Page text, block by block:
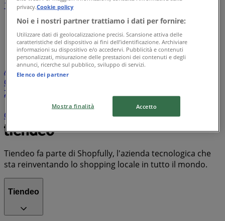
1 345
35
Lidl
Eurospin Conad Coop MD Esselunga
Unieuro
Maury's Risparmio Casa Decò
Conad Superstore
KiK Spazio Conad
Tigotà
Acqua & Sapone
PENNY Euronics
Centesimo
Zara
Conad City Il Gigante Expert
Aldi Sisa Trony Kymco
Carrefour Market
Valleverde Vodafone PrimoPrezzo
Tiendeo fa parte di Shopfully, l'azienda tecnologica che
sta reinventando lo shopping locale in tutto il mondo.
Tiendeo
privacy.Cookie policy
Noi e i nostri partner trattiamo i dati per fornire:
Utilizzare dati di geolocalizzazione precisi. Scansione attiva delle
caratteristiche del dispositivo ai fini dell’identificazione. Archiviare
informazioni su dispositivo e/o accedervi. Pubblicità e contenuti
personalizzati, misurazione delle prestazioni dei contenuti e degli
annunci, ricerche sul pubblico, sviluppo di servizi.
Elenco dei partner
Mostra finalità Accetto